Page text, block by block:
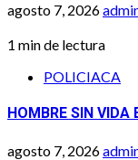
agosto 7, 2026
1 min de lectura
POLICIACA
HOMBRE SIN
agosto 7, 2026